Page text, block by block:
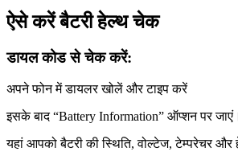
ऐसे करें बैटरी हेल्थ चेक
डायल कोड से चेक करें:
अपने फोन में डायलर खोलें और टाइप करें
इसके बाद “Battery Information” ऑप्शन पर जाएं।
यहां आपको बैटरी की स्थिति, वोल्टेज, टेम्परेचर और